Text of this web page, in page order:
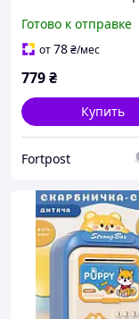
денег электронная
батареек
Готово к отправке
от78₴/мес
779₴
Купить
Fortpost